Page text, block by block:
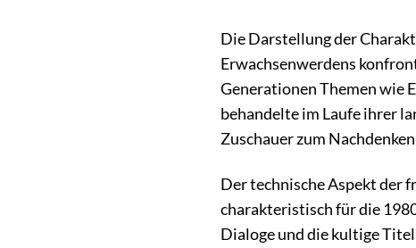
Die Darstellung der
Erwachsenwerdens
Generationen Themen wie
behandelte im Laufe ihrer
Zuschauer zum
Der technische Aspekt der
charakteristisch für die
Dialoge und die kultige